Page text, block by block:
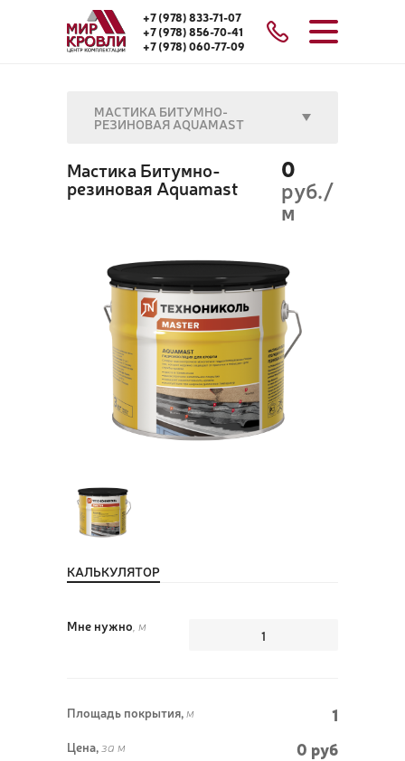
+7 (978) 833-71-07
+7 (978) 856-70-41
+7 (978) 060-77-09
МАСТИКА БИТУМНО-
РЕЗИНОВАЯ AQUAMAST
Мастика Битумно-
резиновая Aquamast
0
руб./
м
КАЛЬКУЛЯТОР
Мне нужно , м
Площадь покрытия, м 1
Цена, за м 0 руб